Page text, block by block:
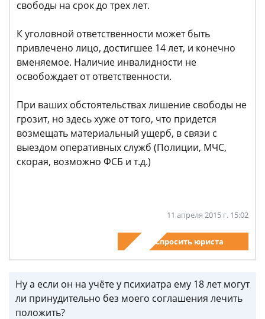
свободы на срок до трех лет.
К уголовной ответственности может быть
привлечено лицо, достигшее 14 лет, и конечно
вменяемое. Наличие инвалидности не
освобождает от ответственности.
При ваших обстоятельствах лишение свободы не
грозит, но здесь хуже от того, что придется
возмещать материальный ущерб, в связи с
выездом оперативных служб (Полиции, МЧС,
скорая, возможно ФСБ и т.д.)
11 апреля 2015 г. 15:02
Спросить юриста
Ну а если он на учёте у психиатра ему 18 лет могут
ли принудительно без моего соглашения лечить
положить?